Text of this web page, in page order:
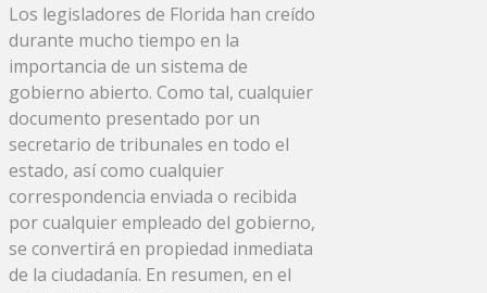
Los legisladores de Florida han creído
durante mucho tiempo en la
importancia de un sistema de
gobierno abierto. Como tal, cualquier
documento presentado por un
secretario de tribunales en todo el
estado, así como cualquier
correspondencia enviada o recibida
por cualquier empleado del gobierno,
se convertirá en propiedad inmediata
de la ciudadanía. En resumen, en el